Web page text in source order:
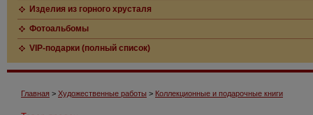
Изделия из горного хрусталя
Фотоальбомы
VIP-подарки (полный список)
Главная > Художественные работы > Коллекционные и подарочные книги